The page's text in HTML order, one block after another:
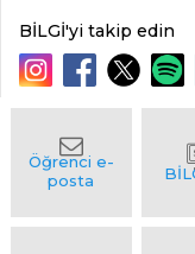
BİLGİ'yi takip edin